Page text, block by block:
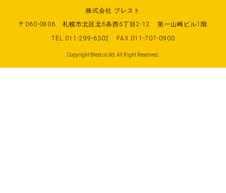
株式会社 ブレスト
〒060-0806
札幌市北区北6条西6丁目2-12
第一山崎ビル1階
TEL.011-299-6302
FAX.011-707-0900
Copyright Brest co.ltd. All Right Reserved.